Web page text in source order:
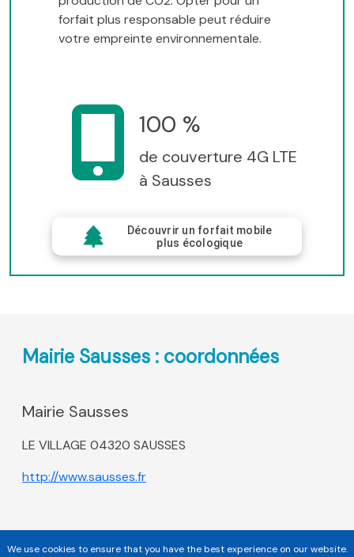
forfait plus responsable peut réduire
votre empreinte environnementale.
100 %
de couverture 4G LTE
à Sausses
Découvrir un forfait mobile
plus écologique
Mairie Sausses : coordonnées
Mairie Sausses
LE VILLAGE 04320 SAUSSES
http://www.sausses.fr
We use cookies to ensure that you have the best experience on our website.